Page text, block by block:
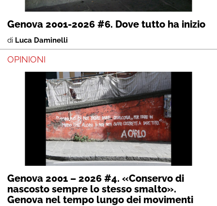
Genova 2001-2026 #6. Dove tutto ha inizio
di Luca Daminelli
OPINIONI
Genova 2001 – 2026 #4. «Conservo di
nascosto sempre lo stesso smalto».
Genova nel tempo lungo dei movimenti